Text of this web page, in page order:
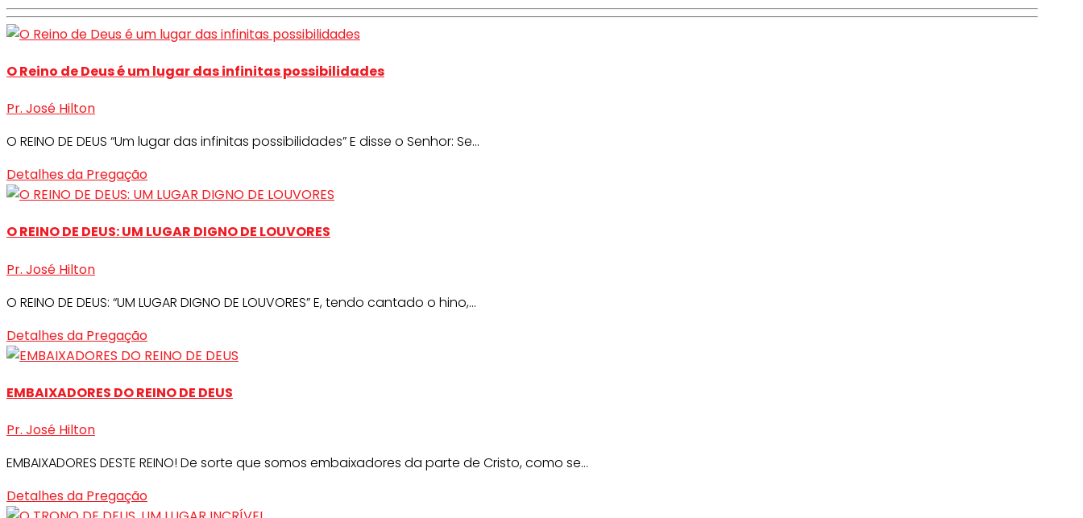
O Reino de Deus é um lugar das infinitas possibilidades
Pr. José Hilton
O REINO DE DEUS “Um lugar das infinitas possibilidades” E disse o Senhor: Se...
Detalhes da Pregação
O REINO DE DEUS: UM LUGAR DIGNO DE LOUVORES
Pr. José Hilton
O REINO DE DEUS: “UM LUGAR DIGNO DE LOUVORES” E, tendo cantado o hino,...
Detalhes da Pregação
EMBAIXADORES DO REINO DE DEUS
Pr. José Hilton
EMBAIXADORES DESTE REINO! De sorte que somos embaixadores da parte de Cristo, como se...
Detalhes da Pregação